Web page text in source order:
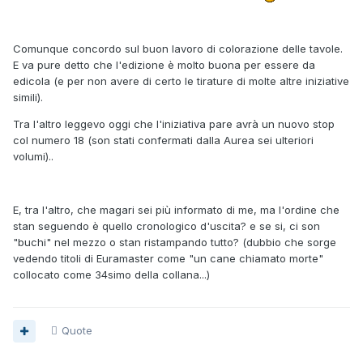
Comunque concordo sul buon lavoro di colorazione delle tavole.
E va pure detto che l'edizione è molto buona per essere da
edicola (e per non avere di certo le tirature di molte altre iniziative
simili).
Tra l'altro leggevo oggi che l'iniziativa pare avrà un nuovo stop
col numero 18 (son stati confermati dalla Aurea sei ulteriori
volumi)..
E, tra l'altro, che magari sei più informato di me, ma l'ordine che
stan seguendo è quello cronologico d'uscita? e se si, ci son
"buchi" nel mezzo o stan ristampando tutto? (dubbio che sorge
vedendo titoli di Euramaster come "un cane chiamato morte"
collocato come 34simo della collana...)
Quote